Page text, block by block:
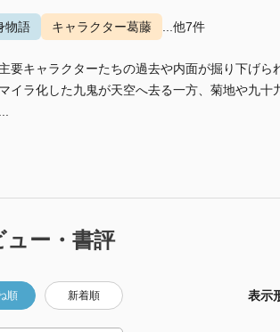
物語 キャラクター葛藤 ...他7件
要キャラクターたちの過去や内面が掘り下げら
イラ化した九鬼が天空へ去る一方、菊地や九
ュー・書評
順 新着順 表示